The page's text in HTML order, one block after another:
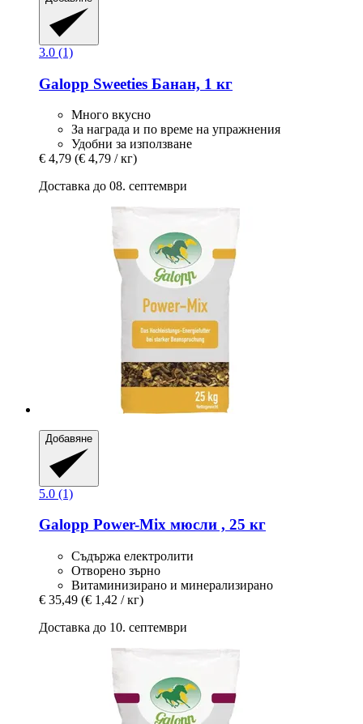
3.0 (1)
Galopp Sweeties Банан, 1 кг
Много вкусно
За награда и по време на упражнения
Удобни за използване
€ 4,79 (€ 4,79 / кг)
Доставка до 08. септември
Добавяне
5.0 (1)
Galopp Power-​Mix мюсли , 25 кг
Съдържа електролити
Отворено зърно
Витаминизирано и минерализирано
€ 35,49 (€ 1,42 / кг)
Доставка до 10. септември